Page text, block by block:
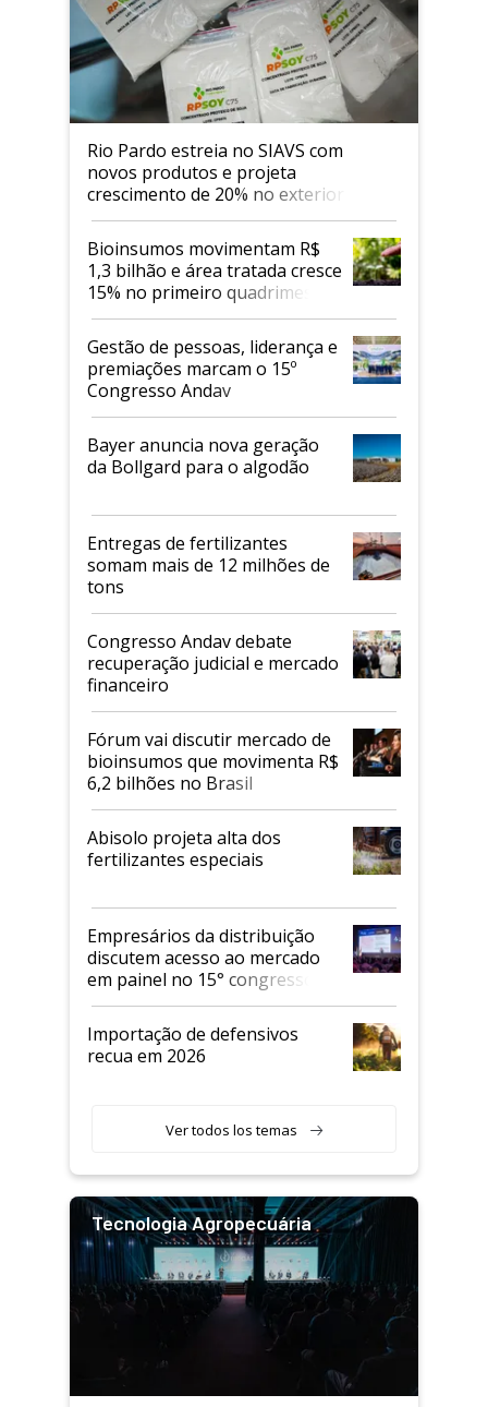
Rio Pardo estreia no SIAVS com
novos produtos e projeta
crescimento de 20% no exterior
Bioinsumos movimentam R$
1,3 bilhão e área tratada cresce
15% no primeiro quadrimestre
de 2026
Gestão de pessoas, liderança e
premiações marcam o 15º
Congresso Andav
Bayer anuncia nova geração
da Bollgard para o algodão
Entregas de fertilizantes
somam mais de 12 milhões de
tons
Congresso Andav debate
recuperação judicial e mercado
financeiro
Fórum vai discutir mercado de
bioinsumos que movimenta R$
6,2 bilhões no Brasil
Abisolo projeta alta dos
fertilizantes especiais
Empresários da distribuição
discutem acesso ao mercado
em painel no 15° congresso
Andav
Importação de defensivos
recua em 2026
Ver todos los temas
Tecnologia Agropecuária